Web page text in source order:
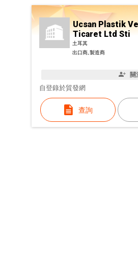
Ucsan Plastik
Ticaret Ltd Sti
土耳其
出口商, 製造商
關
自登錄於貿發網
查詢